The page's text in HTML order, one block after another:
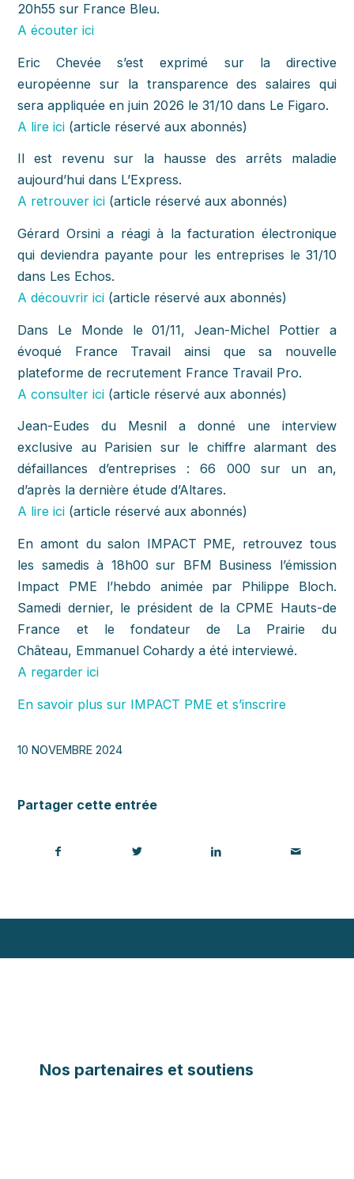
20h55 sur France Bleu.
A écouter ici
Eric Chevée s’est exprimé sur la directive
européenne sur la transparence des salaires qui
sera appliquée en juin 2026 le 31/10 dans Le Figaro.
A lire ici (article réservé aux abonnés)
Il est revenu sur la hausse des arrêts maladie
aujourd’hui dans L’Express.
A retrouver ici (article réservé aux abonnés)
Gérard Orsini a réagi à la facturation électronique
qui deviendra payante pour les entreprises le 31/10
dans Les Echos.
A découvrir ici (article réservé aux abonnés)
Dans Le Monde le 01/11, Jean-Michel Pottier a
évoqué France Travail ainsi que sa nouvelle
plateforme de recrutement France Travail Pro.
A consulter ici (article réservé aux abonnés)
Jean-Eudes du Mesnil a donné une interview
exclusive au Parisien sur le chiffre alarmant des
défaillances d’entreprises : 66 000 sur un an,
d’après la dernière étude d’Altares.
A lire ici (article réservé aux abonnés)
En amont du salon IMPACT PME, retrouvez tous
les samedis à 18h00 sur BFM Business l’émission
Impact PME l’hebdo animée par Philippe Bloch.
Samedi dernier, le président de la CPME Hauts-de
France et le fondateur de La Prairie du
Château, Emmanuel Cohardy a été interviewé.
A regarder ici
En savoir plus sur IMPACT PME et s’inscrire
10 NOVEMBRE 2024
Partager cette entrée
Nos partenaires et soutiens